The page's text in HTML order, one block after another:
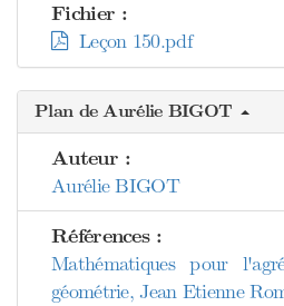
Fichier :
Leçon 150.pdf
Plan de Aurélie BIGOT
Auteur :
Aurélie BIGOT
Références :
Mathématiques pour
géométrie, Jean Etienne